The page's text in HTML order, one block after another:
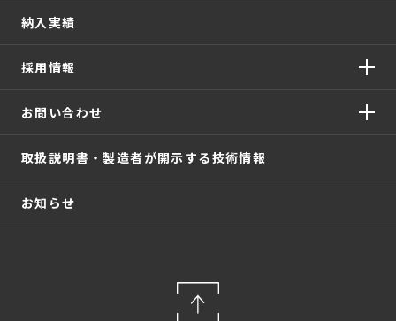
納入実績
採用情報
お問い合わせ
取扱説明書・製造者が開示する技術情報
お知らせ